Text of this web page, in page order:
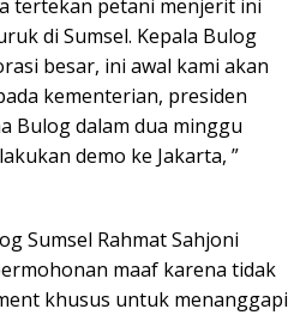
tertekan petani menjerit ini
di Sumsel. Kepala Bulog
besar, ini awal kami akan
kementerian, presiden
Bulog dalam dua minggu
demo ke Jakarta, ”
Sumsel Rahmat Sahjoni
maaf karena tidak
khusus untuk menanggapi